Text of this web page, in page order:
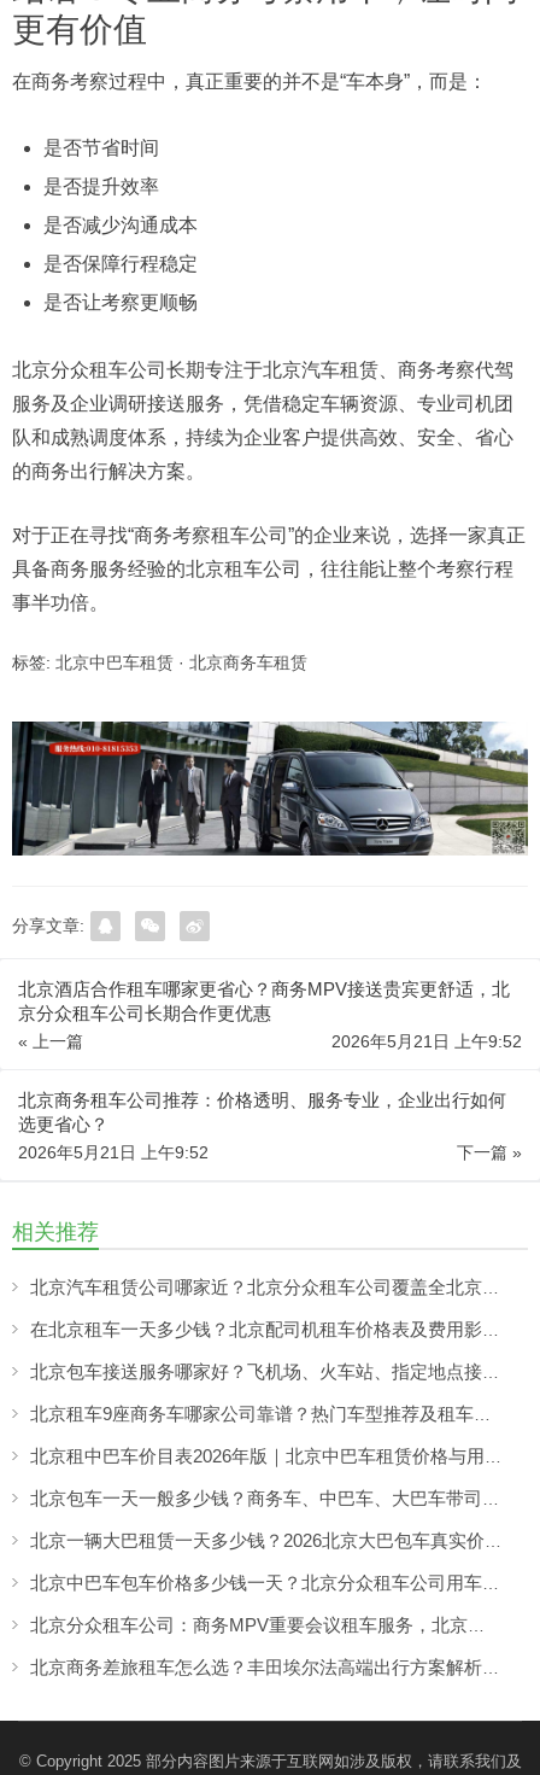
更有价值
在商务考察过程中，真正重要的并不是“车本身”，而是：
是否节省时间
是否提升效率
是否减少沟通成本
是否保障行程稳定
是否让考察更顺畅
北京分众租车公司长期专注于北京汽车租赁、商务考察代驾
服务及企业调研接送服务，凭借稳定车辆资源、专业司机团
队和成熟调度体系，持续为企业客户提供高效、安全、省心
的商务出行解决方案。
对于正在寻找“商务考察租车公司”的企业来说，选择一家真正
具备商务服务经验的北京租车公司，往往能让整个考察行程
事半功倍。
标签: 北京中巴车租赁 · 北京商务车租赁
分享文章:
北京酒店合作租车哪家更省心？商务MPV接送贵宾更舒适，北
京分众租车公司长期合作更优惠
« 上一篇 2026年5月21日 上午9:52
北京商务租车公司推荐：价格透明、服务专业，企业出行如何
选更省心？
下一篇 »
2026年5月21日 上午9:52
相关推荐
北京汽车租赁公司哪家近？北京分众租车公司覆盖全北京，提供就近上门租车服务
在北京租车一天多少钱？北京配司机租车价格表及费用影响因素解析
北京包车接送服务哪家好？飞机场、火车站、指定地点接送一站式用车方案
北京租车9座商务车哪家公司靠谱？热门车型推荐及租车攻略
北京租中巴车价目表2026年版｜北京中巴车租赁价格与用车场景全解析
北京包车一天一般多少钱？商务车、中巴车、大巴车带司机价格及车型详解
北京一辆大巴租赁一天多少钱？2026北京大巴包车真实价格与用车经验解析
北京中巴车包车价格多少钱一天？北京分众租车公司用车费用详解
北京分众租车公司：商务MPV重要会议租车服务，北京商务租车价格透明更省心
北京商务差旅租车怎么选？丰田埃尔法高端出行方案解析——北京分众租车公司高管服务更安心
© Copyright 2025 部分内容图片来源于互联网如涉及版权，请联系我们及